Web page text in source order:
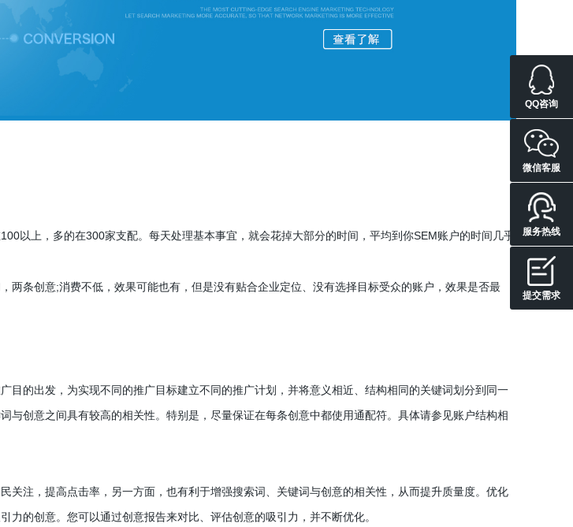
100以上，多的在300家支配。 每天处理基本事宜，就会花掉大部分的时间，平均到你SEM账户的时间几乎
两条创意;消费不低，效果可能也有，但是没有贴合企业定位、没有选择目标受众的账户，效果是否最
的出发，为实现不同的推广目标建立不同的推广计划，并将意义相近、结构相同的关键词划分到同一
创意之间具有较高的相关性。特别是，尽量保证在每条创意中都使用通配符。具体请参见账户结构相
注，提高点击率，另一方面，也有利于增强搜索词、关键词与创意的相关性，从而提升质量度。优化
的创意。您可以通过创意报告来对比、评估创意的吸引力，并不断优化。
QQ咨询
微信客服
服务热线
提交需求